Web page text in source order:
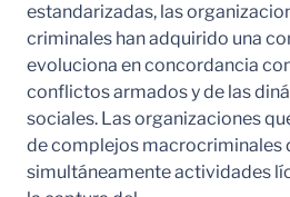
estandarizadas, las
criminales han adquirido una
evoluciona en concordancia
conflictos armados y de las
sociales. Las organizaciones
de complejos macrocriminales
simultáneamente actividades